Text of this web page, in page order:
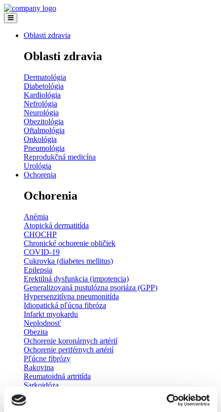
Oblasti zdravia
Oblasti zdravia
Dermatológia
Diabetológia
Kardiológia
Nefrológia
Neurológia
Obezitológia
Oftalmológia
Onkológia
Pneumológia
Reprodukčná medicína
Urológia
Ochorenia
Ochorenia
Anémia
Atopická dermatitída
CHOCHP
Chronické ochorenie obličiek
COVID-19
Cukrovka (diabetes mellitus)
Epilepsia
Erektilná dysfunkcia (impotencia)
Generalizovaná pustulózna psoriáza (GPP)
Hypersenzitívna pneumonitída
Idiopatická pľúcna fibróza
Infarkt myokardu
Neplodnosť
Obezita
Ochorenie koronárnych artérií
Ochorenie periférnych artérií
Pľúcne fibrózy
Rakovina
Reumatoidná artritída
Sarkoidóza
Schizofrénia
Systémová skleróza (sklerodermia)